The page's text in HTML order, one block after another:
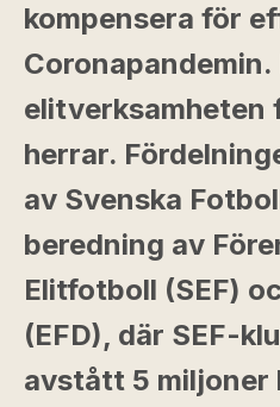
kompensera för
elitverksamheten
herrar.
av Svenska
beredning av
Elitfotboll (SEF)
(EFD), där SEF-
avstått 5 miljoner